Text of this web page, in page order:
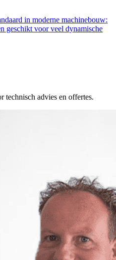
in moderne machinebouw:
geschikt voor veel dynamische
technisch advies en offertes.